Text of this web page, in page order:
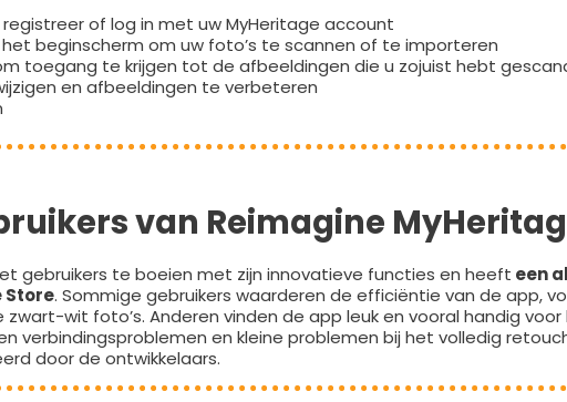
of log in met uw MyHeritage account
beginscherm om uw foto’s te scannen of te importeren
toegang te krijgen tot de afbeeldingen die u zojuist hebt
en afbeeldingen te verbeteren
van Reimagine
gebruikers te boeien met zijn innovatieve functies en heeft een
Store. Sommige gebruikers waarderen de efficiëntie van de app,
wit foto’s. Anderen vinden de app leuk en vooral handig voor
verbindingsproblemen en kleine problemen bij het volledig
door de ontwikkelaars.